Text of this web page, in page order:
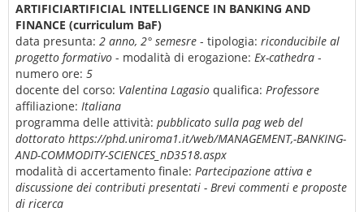
ARTIFICIARTIFICIAL INTELLIGENCE IN BANKING AND
FINANCE (curriculum BaF)
data presunta: 2 anno, 2° semesre - tipologia: riconducibile al
progetto formativo - modalità di erogazione: Ex-cathedra -
numero ore: 5
docente del corso: Valentina Lagasio qualifica: Professore
affiliazione: Italiana
programma delle attività: pubblicato sulla pag web del
dottorato https://phd.uniroma1.it/web/MANAGEMENT,-BANKING-
AND-COMMODITY-SCIENCES_nD3518.aspx
modalità di accertamento finale: Partecipazione attiva e
discussione dei contributi presentati - Brevi commenti e proposte
di ricerca